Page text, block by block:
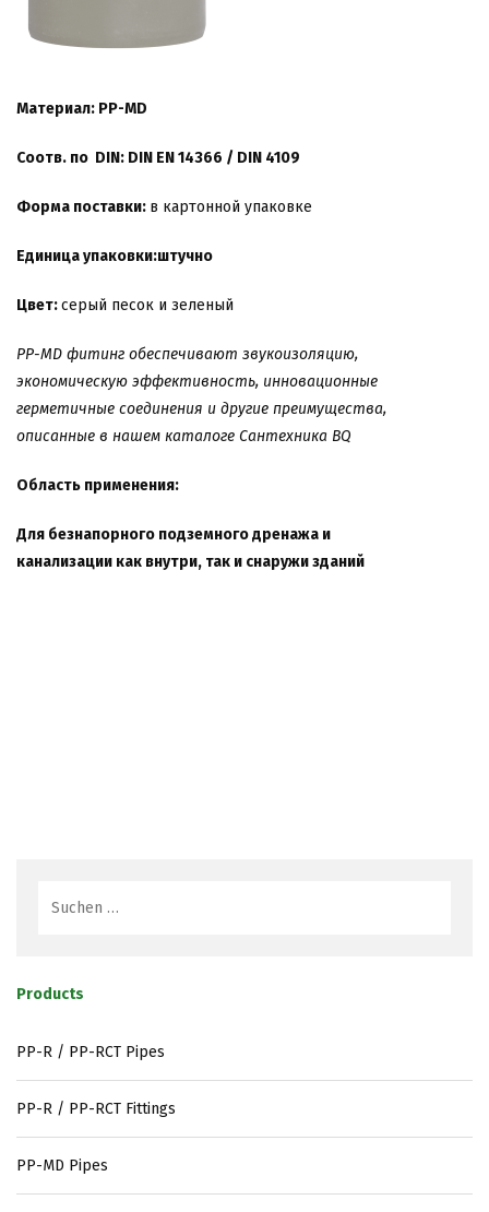
Материал: PP-MD
Соотв. по DIN: DIN EN 14366 / DIN 4109
Форма поставки: в картонной упаковке
Единица упаковки:штучно
Цвет:серый песок и зеленый
PP-MD фитинг обеспечивают звукоизоляцию,
экономическую эффективность, инновационные
герметичные соединения и другие преимущества,
описанные в нашем каталоге Сантехника BQ
Область применения:
Для безнапорного подземного дренажа и
канализации как внутри, так и снаружи зданий
Products
PP-R / PP-RCT Pipes
PP-R / PP-RCT Fittings
PP-MD Pipes